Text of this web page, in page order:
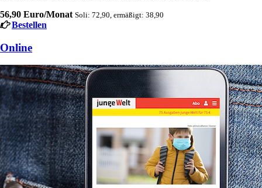
56,90 Euro/Monat Soli: 72,90, ermäßigt: 38,90
Bestellen
Online